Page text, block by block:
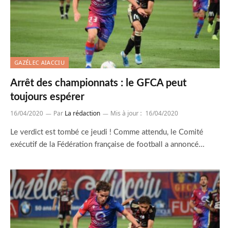
GAZÉLEC AIACCIU
Arrêt des championnats : le GFCA peut
toujours espérer
16/04/2020 Par La rédaction Mis à jour : 16/04/2020
Le verdict est tombé ce jeudi ! Comme attendu, le Comité
exécutif de la Fédération française de football a annoncé…